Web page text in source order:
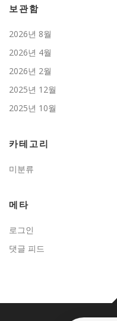
보관함
2026년 8월
2026년 4월
2026년 2월
2025년 12월
2025년 10월
카테고리
미분류
메타
로그인
댓글 피드